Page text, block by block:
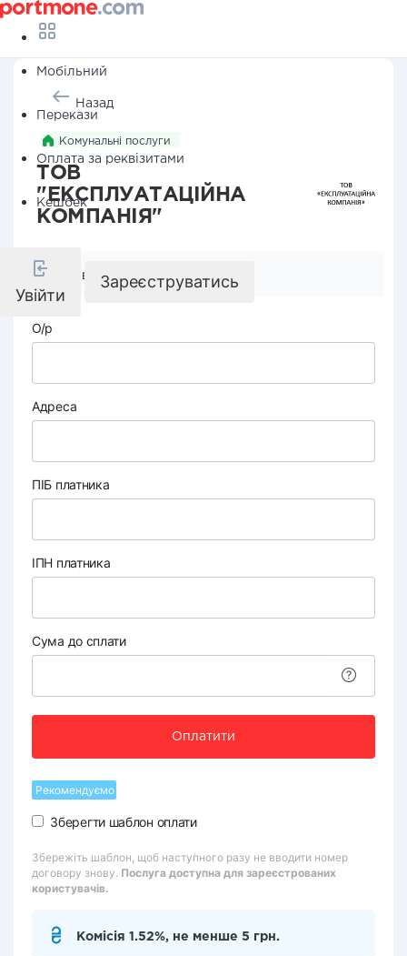
Мобільний
Перекази
Оплата за реквізитами
Кешбек
Увійти
Зареєструватись
Назад
Комунальні послуги
ТОВ
"ЕКСПЛУАТАЦІЙНА
КОМПАНІЯ"
Реквізити компанії
О/р
Адреса
ПІБ платника
ІПН платника
Сума до сплати
Оплатити
Рекомендуємо
Зберегти шаблон оплати
Збережіть шаблон, щоб наступного разу не вводити номер
договору знову. Послуга доступна для зареєстрованих
користувачів.
Комісія 1.52%, не менше 5 грн.